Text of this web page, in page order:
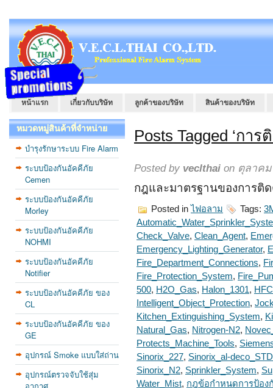
หน้าแรก เกี่ยวกับบริษัท ลูกค้าของบริษัท สินค้าของบริษัท
หมวดหมู่สินค้าที่จำหน่าย
บำรุงรักษาระบบ Fire Alarm
ระบบป้องกันอัคคีภัย
Cemen
ระบบป้องกันอัคคีภัย
Morley
ระบบป้องกันอัคคีภัย
NOHMI
ระบบป้องกันอัคคีภัย
Notifier
ระบบป้องกันอัคคีภัย ของ
CL
ระบบป้องกันอัคคีภัย ของ
GE
อุปกรณ์ Smoke แบบใส่ถ่าน
อุปกรณ์ตรวจจับใช้สุ่ม
Posts Tagged ‘กา
Posted by veclthai on ตุลาคม
กฎและมาตรฐานของการ
Posted in ไฟอลาม Tags:
Check_Valve, Clean_Agent,
Emergency_Lighting_Generator,
Fire_Department_Connections,
Fire_Protection_System,
500, H2O_Gas, Halon_1301,
Intelligent_Object_Protection,
Kitchen_Extinguishing_System,
Natural_Gas, Nitrogen-N2,
Protects_Machine_Tools,
Sinorix_227, Sinorix_al-deco_STD
Sinorix_N2, Sprinkler_System,
Water_Mist, กฎข้อกำหนดการป้อง